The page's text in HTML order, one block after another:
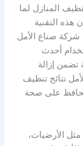
المنازل لما
هذه التقنية
صناع الأمل
أحدث
تضمن إزالة
نتائج تنظيف
تحافظ على صحة
الأرضيات،